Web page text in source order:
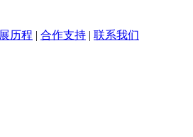
历程 | 合作支持 | 联系我们